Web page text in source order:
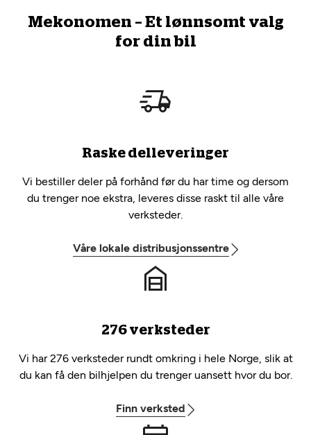
Mekonomen – Et lønnsomt valg
for din bil
Raske delleveringer
Vi bestiller deler på forhånd før du har time og dersom
du trenger noe ekstra, leveres disse raskt til alle våre
verksteder.
Våre lokale distribusjonssentre
276 verksteder
Vi har 276 verksteder rundt omkring i hele Norge, slik at
du kan få den bilhjelpen du trenger uansett hvor du bor.
Finn verksted